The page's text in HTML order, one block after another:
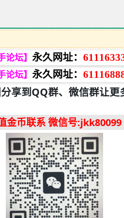
论坛】 永久网址：
论坛】 永久网址：
享到QQ群、微信群让
金币联系微信号:jkk80099